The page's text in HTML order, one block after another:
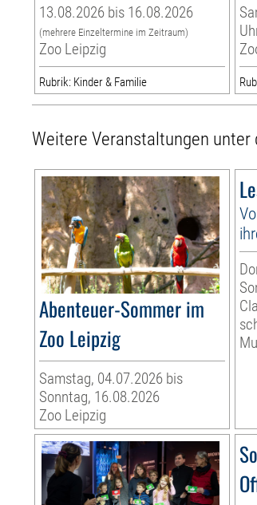
13.08.2026 bis 16.08.2026
(mehrere Einzeltermine im Zeitraum)
Zoo Leipzig
Rubrik: Kinder & Familie
Weitere Veranstaltungen unter
Abenteuer-Sommer im
Zoo Leipzig
Samstag, 04.07.2026 bis
Sonntag, 16.08.2026
Zoo Leipzig